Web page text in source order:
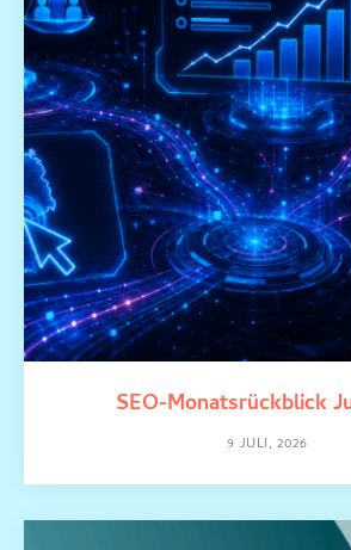
SEO-Monatsrückblick
9 JULI, 2026